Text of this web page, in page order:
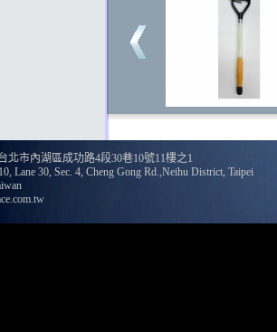
北市內湖區成功路4段30巷10號11樓之1
Lane 30, Sec. 4, Cheng Gong Rd.,Neihu District, Taipei